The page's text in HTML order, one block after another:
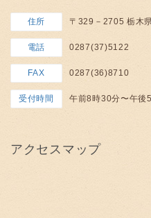
住所 〒329－2705 栃木
電話 0287(37)5122
FAX 0287(36)8710
受付時間 午前8時30分〜午後
アクセスマップ